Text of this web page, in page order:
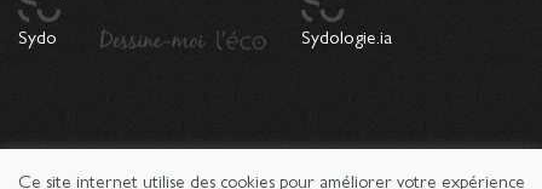
Sydo Sydologie.ia
© 2026 Copyright Sydologie. Le magazine de l'innovation
Ce site internet utilise des cookies pour améliorer votre expérience